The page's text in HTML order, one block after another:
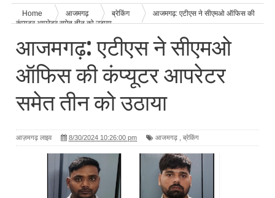
Home आजमगढ़ ब्रेकिंग
आजमगढ़: एटीएस ने सीएमओ ऑफिस की
कंप्यूटर आपरेटर समेत तीन को उठाया
आजमगढ़: एटीएस ने सीएमओ
ऑफिस की कंप्यूटर आपरेटर
समेत तीन को उठाया
आज़मगढ़ लाइव 8/30/2024 10:26:00 pm आजमगढ़ ब्रेकिंग